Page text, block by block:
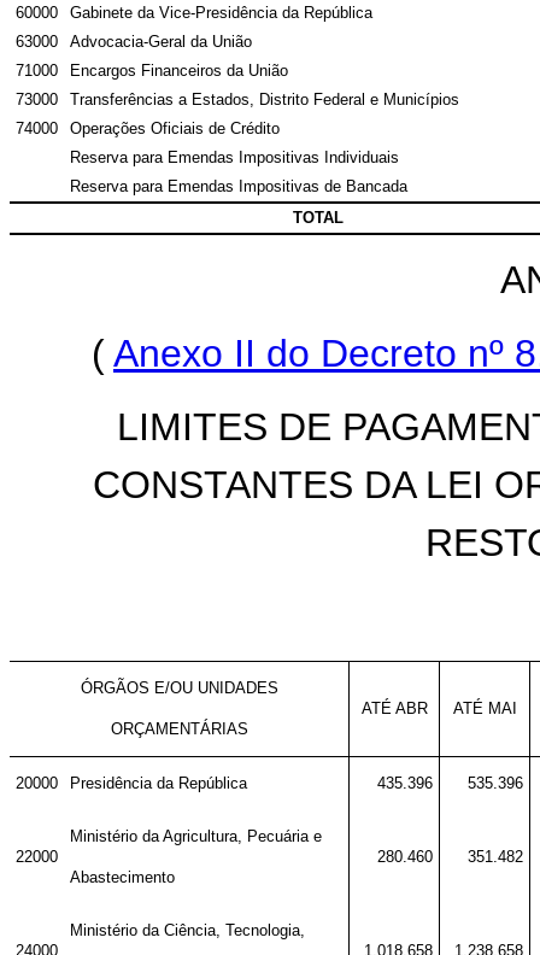
60000
Gabinete da Vice-Presidência da República
63000
Advocacia-Geral da União
71000
Encargos Financeiros da União
73000
Transferências a Estados, Distrito Federal e Municípios
74000
Operações Oficiais de Crédito
Reserva para Emendas Impositivas Individuais
Reserva para Emendas Impositivas de Bancada
TOTAL
(Anexo II do Decreto nº
LIMITES DE
CONSTANTES DA LEI
ÓRGÃOS E/OU UNIDADES
ORÇAMENTÁRIAS
ATÉ ABR ATÉ MAI
20000 Presidência da República 435.396 535.396
22000
Ministério da Agricultura, Pecuária e
Abastecimento
280.460 351.482
24000
Ministério da Ciência, Tecnologia,
1.018.658 1.238.658